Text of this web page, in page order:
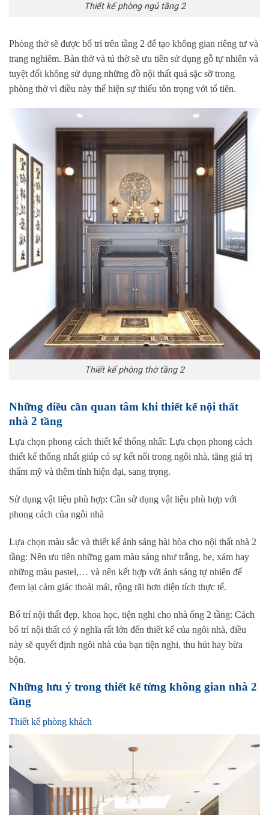
Thiết kế phòng ngủ tầng 2
Phòng thờ sẽ được bố trí trên tầng 2 để tạo không gian riêng tư và
trang nghiêm. Bàn thờ và tủ thờ sẽ ưu tiên sử dụng gỗ tự nhiên và
tuyệt đối không sử dụng những đồ nội thất quá sặc sỡ trong
phòng thờ vì điều này thể hiện sự thiếu tôn trọng với tổ tiên.
Thiết kế phòng thờ tầng 2
Những điều cần quan tâm khi thiết kế nội thất
nhà 2 tầng
Lựa chọn phong cách thiết kế thống nhất: Lựa chọn phong cách
thiết kế thống nhất giúp có sự kết nối trong ngôi nhà, tăng giá trị
thẩm mỹ và thêm tính hiện đại, sang trọng.
Sử dụng vật liệu phù hợp: Cần sử dụng vật liệu phù hợp với
phong cách của ngôi nhà
Lựa chọn màu sắc và thiết kế ánh sáng hài hòa cho nội thất nhà 2
tầng: Nên ưu tiên những gam màu sáng như trắng, be, xám hay
những màu pastel,… và nên kết hợp với ánh sáng tự nhiên để
đem lại cảm giác thoải mái, rộng rãi hơn diện tích thực tế.
Bố trí nội thất đẹp, khoa học, tiện nghi cho nhà ống 2 tầng: Cách
bố trí nội thất có ý nghĩa rất lớn đến thiết kế của ngôi nhà, điều
này sẽ quyết định ngôi nhà của bạn tiện nghi, thu hút hay bừa
bộn.
Những lưu ý trong thiết kế từng không gian nhà 2
tầng
Thiết kế phòng khách